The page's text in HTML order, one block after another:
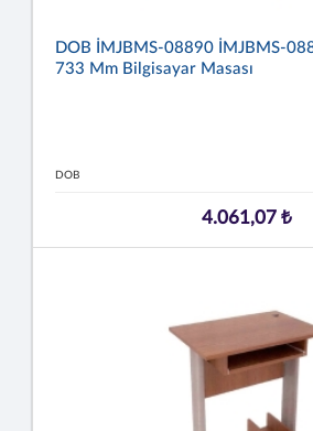
DOB İMJBMS-08890 İMJBMS-
733 Mm Bilgisayar Masası
DOB
4.061,07 ₺